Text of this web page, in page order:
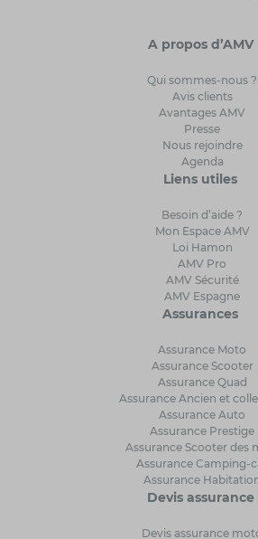
A propos d’AMV
Qui sommes-nous ?
Avis clients
Avantages AMV
Presse
Nous rejoindre
Agenda
Liens utiles
Besoin d’aide ?
Mon Espace AMV
Loi Hamon
AMV Pro
AMV Sécurité
AMV Espagne
Assurances
Assurance Moto
Assurance Scooter
Assurance Quad
Assurance Ancien et
Assurance Auto
Assurance Prestige
Assurance Scooter des
Assurance Camping-
Assurance
Devis assurance
Devis assurance